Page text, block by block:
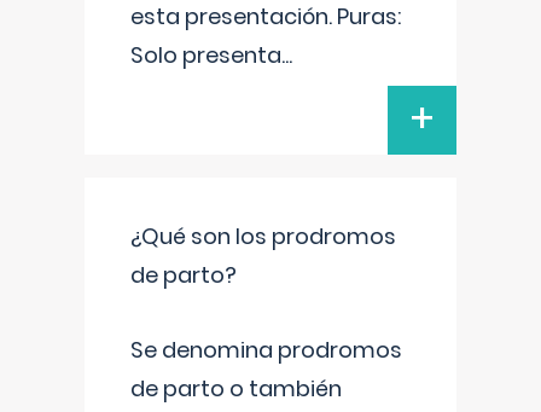
esta presentación. Puras:
Solo presenta...
+
¿Qué son los prodromos
de parto?
Se denomina prodromos
de parto o también